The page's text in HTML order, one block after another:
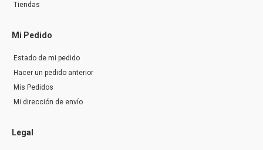
Tiendas
Mi Pedido
Estado de mi pedido
Hacer un pedido anterior
Mis Pedidos
Mi dirección de envío
Legal